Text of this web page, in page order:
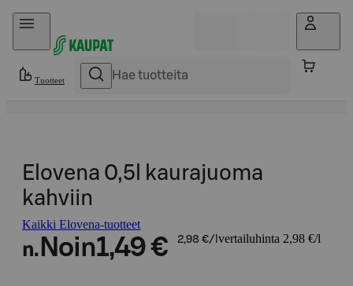
Hyppää sisältöön
Tuotteet
Elovena 0,5l kaurajuoma
kahviin
Kaikki Elovena-tuotteet
n. Noin1,49 € 2,98 €/l vertailuhinta 2,98 €/l